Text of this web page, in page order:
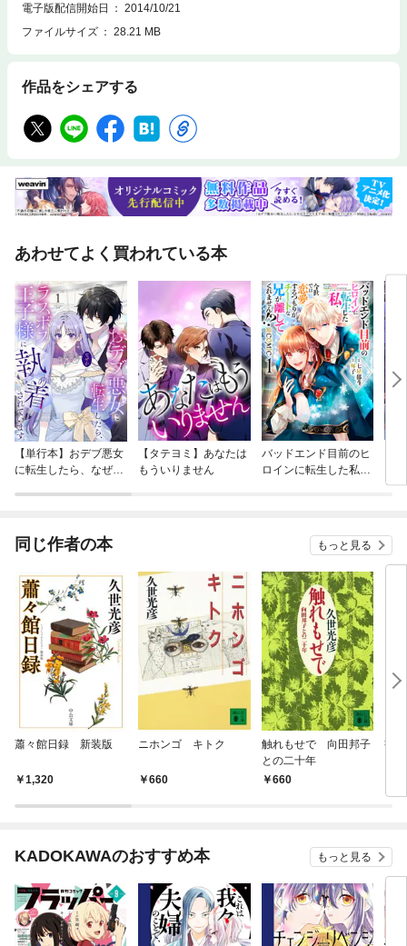
電子版配信開始日
2014/10/21
ファイルサイズ
28.21 MB
作品をシェアする
あわせてよく買われている本
【単行本】おデブ悪女
に転生したら、なぜか
【タテヨミ】あなたは
もういりません
バッドエンド目前のヒ
ロインに転生した私、
同じ作者の本 もっと見る
蕭々館日録 新装版
1,320
ニホンゴ キトク
660
触れもせで 向田邦子
との二十年
660
書
KADOKAWAのおすすめ本 もっと見る